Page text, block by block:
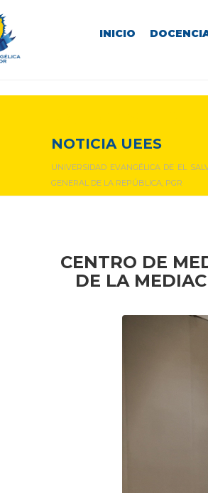
INICIO
NOTICIA UEES
UNIVERSIDAD EVANGÉLICA DE EL
GENERAL DE LA REPÚBLICA, PGR
CENTRO DE
DE LA